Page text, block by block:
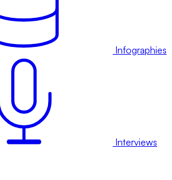
Infographies
Interviews